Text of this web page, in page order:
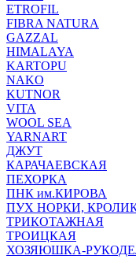
ETROFIL
FIBRA NATURA
GAZZAL
HIMALAYA
KARTOPU
NAKO
KUTNOR
VITA
WOOL SEA
YARNART
ДЖУТ
КАРАЧАЕВСКАЯ
ПЕХОРКА
ПНК им.КИРОВА
ПУХ НОРКИ,
ТРИКОТАЖНАЯ
ТРОИЦКАЯ
ХОЗЯЮШКА-